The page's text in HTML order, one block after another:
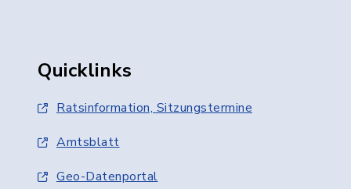
Quicklinks
Ratsinformation, Sitzungstermine
Amtsblatt
Geo-Datenportal